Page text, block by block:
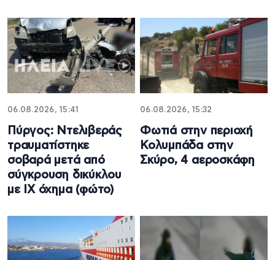
06.08.2026, 15:41
Πύργος: Ντελιβεράς
τραυματίστηκε
σοβαρά μετά από
σύγκρουση δικύκλου
με ΙΧ όχημα (φώτο)
06.08.2026, 15:32
Φωτιά στην περιοχή
Κολυμπάδα στην
Σκύρο, 4 αεροσκάφη